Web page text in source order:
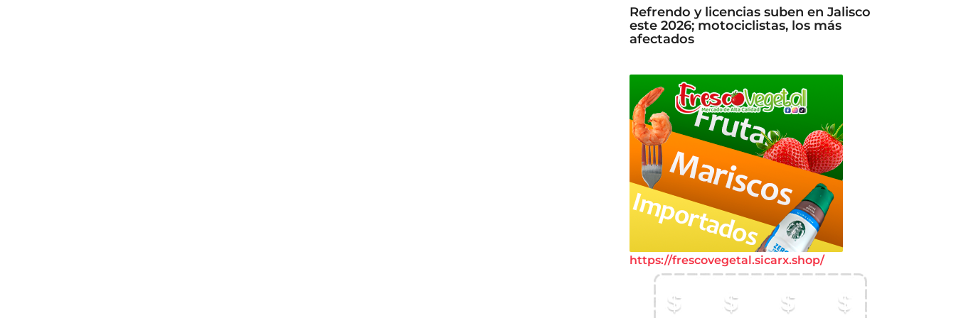
Refrendo y licencias suben en Jalisco
este 2026; motociclistas, los más
afectados
https://frescovegetal.sicarx.shop/